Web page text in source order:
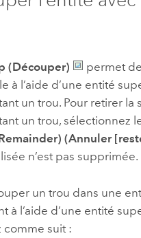
(Découper)
permet
à l’aide d’une entité
un trou. Pour retirer la
un trou, sélectionnez
(Annuler
n’est pas supprimée.
un trou dans une
à l’aide d’une entité
suit :